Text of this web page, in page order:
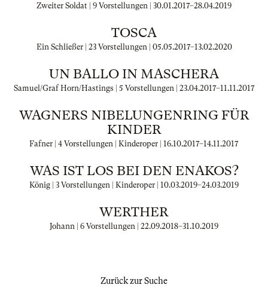
Zweiter Soldat | 9 Vorstellungen | 30.01.2017–28.04.2019
TOSCA
Ein Schließer | 23 Vorstellungen | 05.05.2017–13.02.2020
UN BALLO IN MASCHERA
Samuel/Graf Horn/Hastings | 5 Vorstellungen | 23.04.2017–11.11.2017
WAGNERS NIBELUNGENRING FÜR
KINDER
Fafner | 4 Vorstellungen | Kinderoper | 16.10.2017–14.11.2017
WAS IST LOS BEI DEN ENAKOS?
König | 3 Vorstellungen | Kinderoper | 10.03.2019–24.03.2019
WERTHER
Johann | 6 Vorstellungen | 22.09.2018–31.10.2019
Zurück zur Suche